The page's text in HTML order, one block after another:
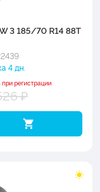
3 185/70 R14 88T
4 дн.
регистрации
₽